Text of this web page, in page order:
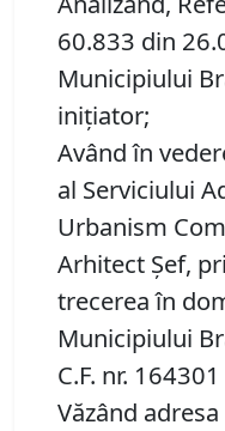
60.833 din
Municipiului
inițiator;
Având în
al Serviciului
Urbanism
Arhitect Șef,
trecerea în
Municipiului
C.F. nr.
Văzând